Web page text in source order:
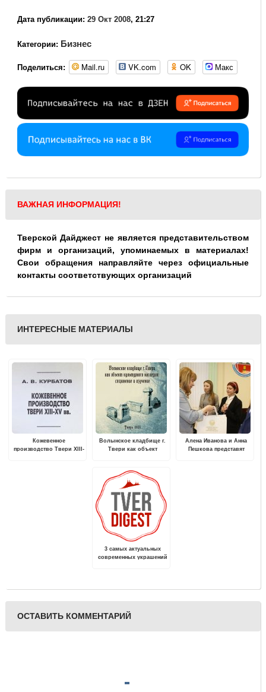
Дата публикации: 29 Окт 2008, 21:27
Категории: Бизнес
Поделиться: Mail.ru VK.com OK Макс
ВАЖНАЯ ИНФОРМАЦИЯ!
Тверской Дайджест не является представительством
фирм и организаций, упоминаемых в материалах!
Свои обращения направляйте через официальные
контакты соответствующих организаций
ИНТЕРЕСНЫЕ МАТЕРИАЛЫ
Кожевенное
производство Твери XIII-
Волынское кладбище г.
Твери как объект
Алена Иванова и Анна
Пешкова представят
3 самых актуальных
современных украшений
ОСТАВИТЬ КОММЕНТАРИЙ